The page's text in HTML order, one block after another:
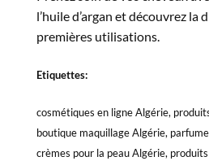
l’huile d’argan et découvrez la
premières utilisations.
Etiquettes:
cosmétiques en ligne Algérie,
boutique maquillage Algérie,
crèmes pour la peau Algérie,